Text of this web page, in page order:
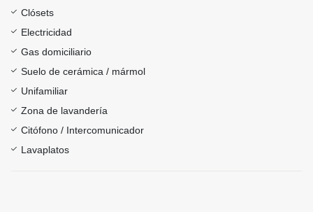
Clósets
Electricidad
Gas domiciliario
Suelo de cerámica / mármol
Unifamiliar
Zona de lavandería
Citófono / Intercomunicador
Lavaplatos